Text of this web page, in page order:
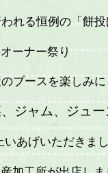
れる恒例の「餅
ブースを楽しみ
ジャム、ジュ
いあげいただきま